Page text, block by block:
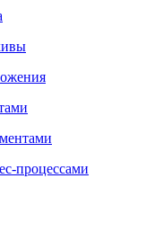
процессами